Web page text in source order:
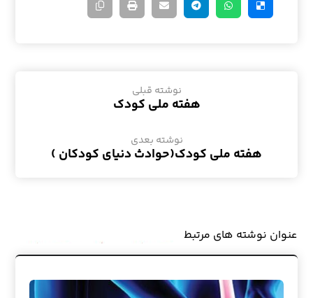
نوشته قبلی
هفته ملی کودک
نوشته بعدی
هفته ملی کودک(حوادث دنیای کودکان )
عنوان ‫نوشته های مرتبط